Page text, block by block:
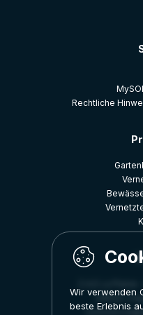
Rechtliche
34830,
Wir verwenden
beste Erlebnis